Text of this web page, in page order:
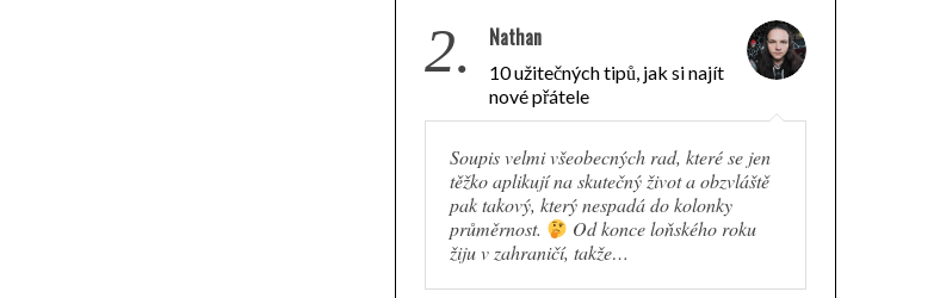
2. Nathan
10 užitečných tipů, jak si najít
nové přátele
Soupis velmi všeobecných rad, které se jen
těžko aplikují na skutečný život a obzvláště
pak takový, který nespadá do kolonky
průměrnost.
Od konce loňského roku
žiju v zahraničí, takže…